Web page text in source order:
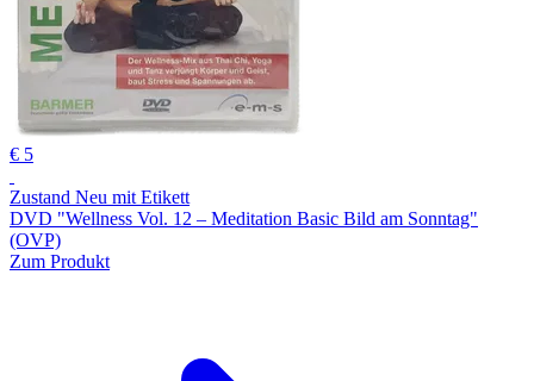
€ 5
Zustand Neu mit Etikett
DVD "Wellness Vol. 12 ‒ Meditation Basic Bild am Sonntag"
(OVP)
Zum Produkt